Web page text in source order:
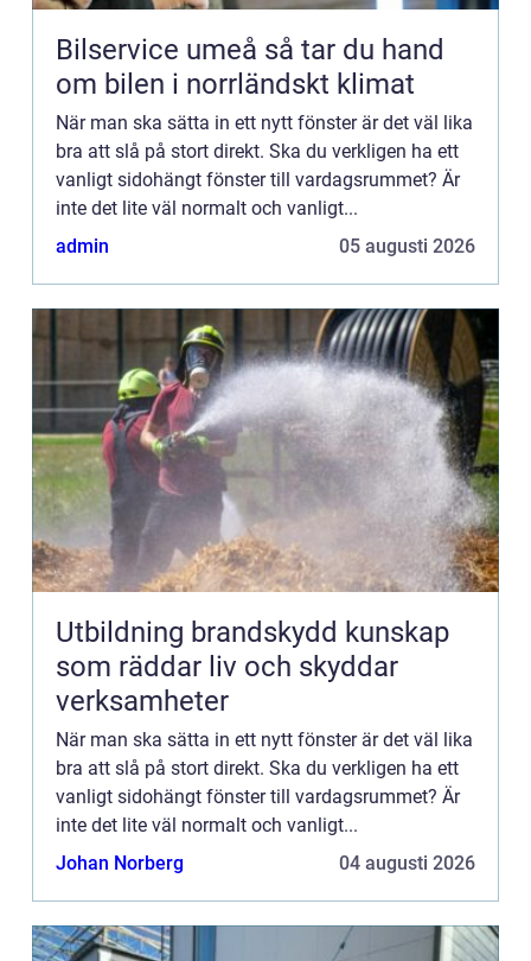
Bilservice umeå så tar du hand
om bilen i norrländskt klimat
När man ska sätta in ett nytt fönster är det väl lika
bra att slå på stort direkt. Ska du verkligen ha ett
vanligt sidohängt fönster till vardagsrummet? Är
inte det lite väl normalt och vanligt...
admin
05 augusti 2026
Utbildning brandskydd kunskap
som räddar liv och skyddar
verksamheter
När man ska sätta in ett nytt fönster är det väl lika
bra att slå på stort direkt. Ska du verkligen ha ett
vanligt sidohängt fönster till vardagsrummet? Är
inte det lite väl normalt och vanligt...
Johan Norberg
04 augusti 2026